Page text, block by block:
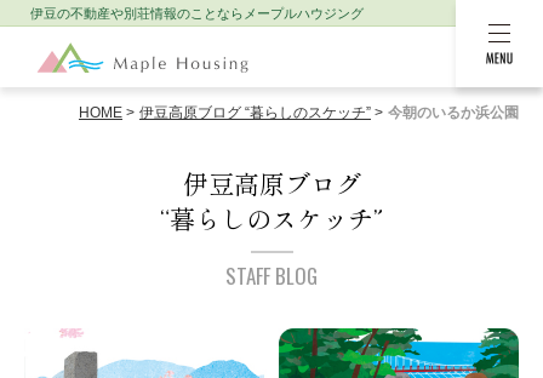
MENU
伊豆の不動産や別荘情報のことなら メープルハウジング
HOME 伊豆高原ブログ “暮らしのスケッチ” 今朝のいるか浜公園
伊豆高原ブログ
“暮らしのスケッチ”
STAFF BLOG